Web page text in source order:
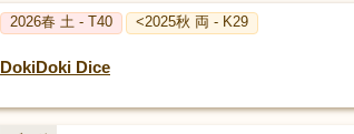
2026春 土 - T40 <2025秋 両 - K29
DokiDoki Dice